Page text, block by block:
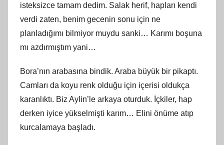
isteksizce tamam dedim. Salak herif, hapları kendi
verdi zaten, benim gecenin sonu için ne
planladığımı bilmiyor muydu sanki… Karımı boşuna
mı azdırmıştım yani…
Bora’nın arabasına bindik. Araba büyük bir pikaptı.
Camları da koyu renk olduğu için içerisi oldukça
karanlıktı. Biz Aylin’le arkaya oturduk. İçkiler, hap
derken iyice yükselmişti karım… Elini önüme atıp
kurcalamaya başladı.